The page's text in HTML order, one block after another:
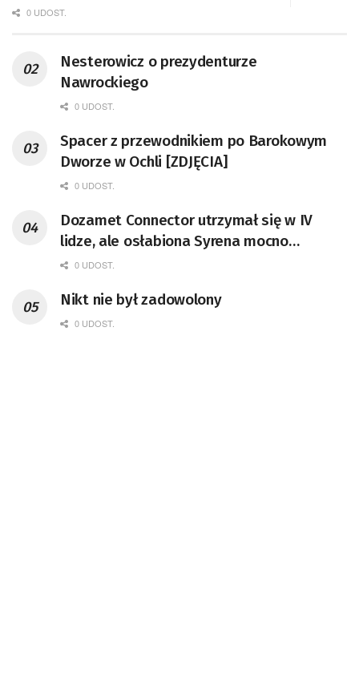
0 UDOST.
Nesterowicz o prezydenturze
Nawrockiego
0 UDOST.
Spacer z przewodnikiem po Barokowym
Dworze w Ochli [ZDJĘCIA]
0 UDOST.
Dozamet Connector utrzymał się w IV
lidze, ale osłabiona Syrena mocno
postraszyła
0 UDOST.
Nikt nie był zadowolony
0 UDOST.